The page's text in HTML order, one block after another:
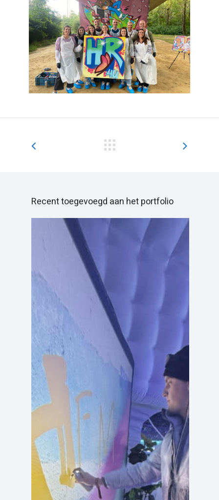
Recent toegevoegd aan het portfolio